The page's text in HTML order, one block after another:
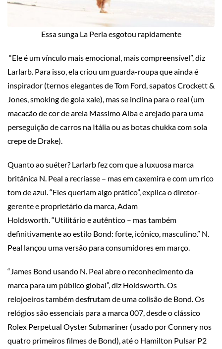
Essa sunga La Perla esgotou rapidamente
“Ele é um vínculo mais emocional, mais compreensível”, diz
Larlarb. Para isso, ela criou um guarda-roupa que ainda é
inspirador (ternos elegantes de Tom Ford, sapatos Crockett &
Jones, smoking de gola xale), mas se inclina para o real (um
macacão de cor de areia Massimo Alba e arejado para uma
perseguição de carros na Itália ou as botas chukka com sola
crepe de Drake).
Quanto ao suéter? Larlarb fez com que a luxuosa marca
britânica N. Peal a recriasse – mas em caxemira e com um rico
tom de azul. “Eles queriam algo prático”, explica o diretor-
gerente e proprietário da marca, Adam
Holdsworth. “Utilitário e autêntico – mas também
definitivamente ao estilo Bond: forte, icônico, masculino.” N.
Peal lançou uma versão para consumidores em março.
“James Bond usando N. Peal abre o reconhecimento da
marca para um público global”, diz Holdsworth. Os
relojoeiros também desfrutam de uma colisão de Bond. Os
relógios são essenciais para a marca 007, desde o clássico
Rolex Perpetual Oyster Submariner (usado por Connery nos
quatro primeiros filmes de Bond), até o Hamilton Pulsar P2